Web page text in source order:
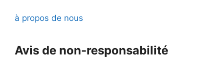
à propos de nous
Avis de non-responsabilité